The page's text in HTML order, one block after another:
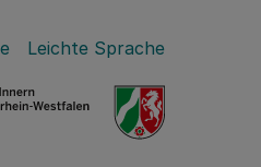
Leichte Sprache